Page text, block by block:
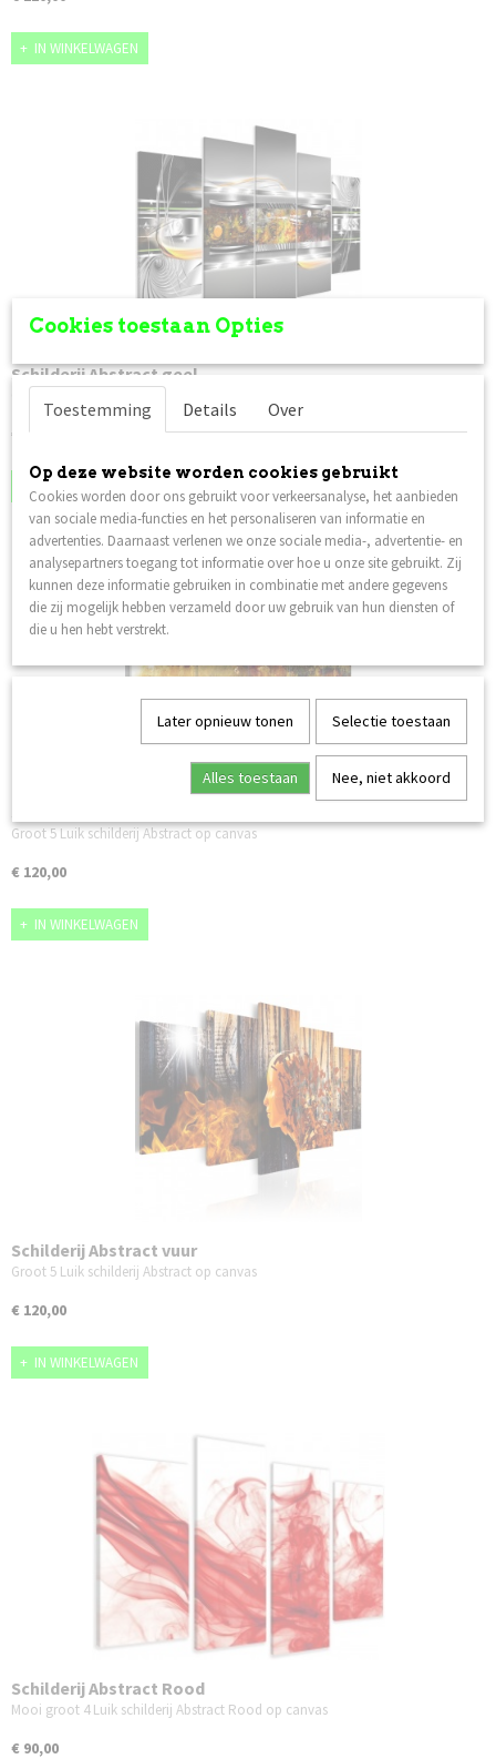
IN WINKELWAGEN
Schilderij Abstract geel
€ 120,00
IN WINKELWAGEN
Groot 5 Luik schilderij Abstract op canvas
€ 120,00
IN WINKELWAGEN
Schilderij Abstract vuur
Groot 5 Luik schilderij Abstract op canvas
€ 120,00
IN WINKELWAGEN
Schilderij Abstract Rood
Mooi groot 4 Luik schilderij Abstract Rood op canvas
€ 90,00
Cookies toestaan Opties
Toestemming Details Over
Op deze website worden cookies gebruikt
Cookies worden door ons gebruikt voor verkeersanalyse, het aanbieden
van sociale media-functies en het personaliseren van informatie en
advertenties. Daarnaast verlenen we onze sociale media-, advertentie- en
analysepartners toegang tot informatie over hoe u onze site gebruikt. Zij
kunnen deze informatie gebruiken in combinatie met andere gegevens
die zij mogelijk hebben verzameld door uw gebruik van hun diensten of
die u hen hebt verstrekt.
Later opnieuw tonen Selectie toestaan
Alles toestaan Nee, niet akkoord